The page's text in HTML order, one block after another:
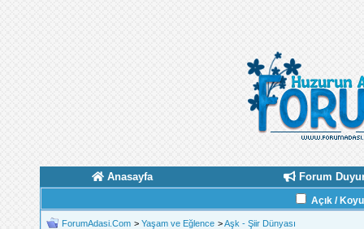
Anasayfa Forum
Açık /
ForumAdasi.Com > Yaşam ve Eğlence >Aşk - Şiir Dünyası